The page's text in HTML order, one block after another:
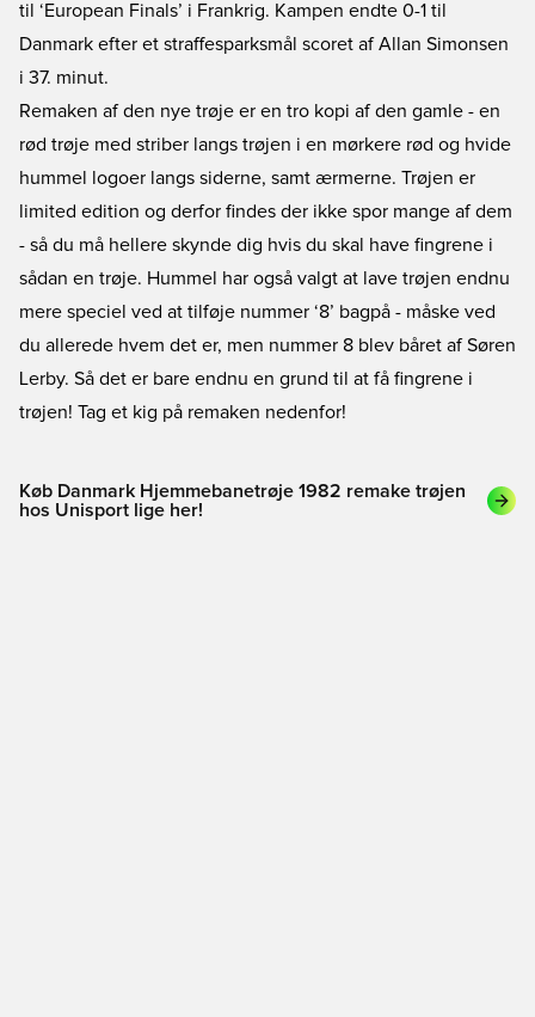
til ‘European Finals’ i Frankrig. Kampen endte 0-1 til
Danmark efter et straffesparksmål scoret af Allan Simonsen
i 37. minut.
Remaken af den nye trøje er en tro kopi af den gamle - en
rød trøje med striber langs trøjen i en mørkere rød og hvide
hummel logoer langs siderne, samt ærmerne. Trøjen er
limited edition og derfor findes der ikke spor mange af dem
- så du må hellere skynde dig hvis du skal have fingrene i
sådan en trøje. Hummel
har også valgt at lave trøjen endnu
mere speciel ved at tilføje nummer ‘8’ bagpå - måske ved
du allerede hvem det er, men nummer 8 blev båret af Søren
Lerby. Så det er bare endnu en grund til at få fingrene i
trøjen! Tag et kig på remaken nedenfor!
Køb Danmark Hjemmebanetrøje 1982 remake trøjen
hos Unisport lige her!